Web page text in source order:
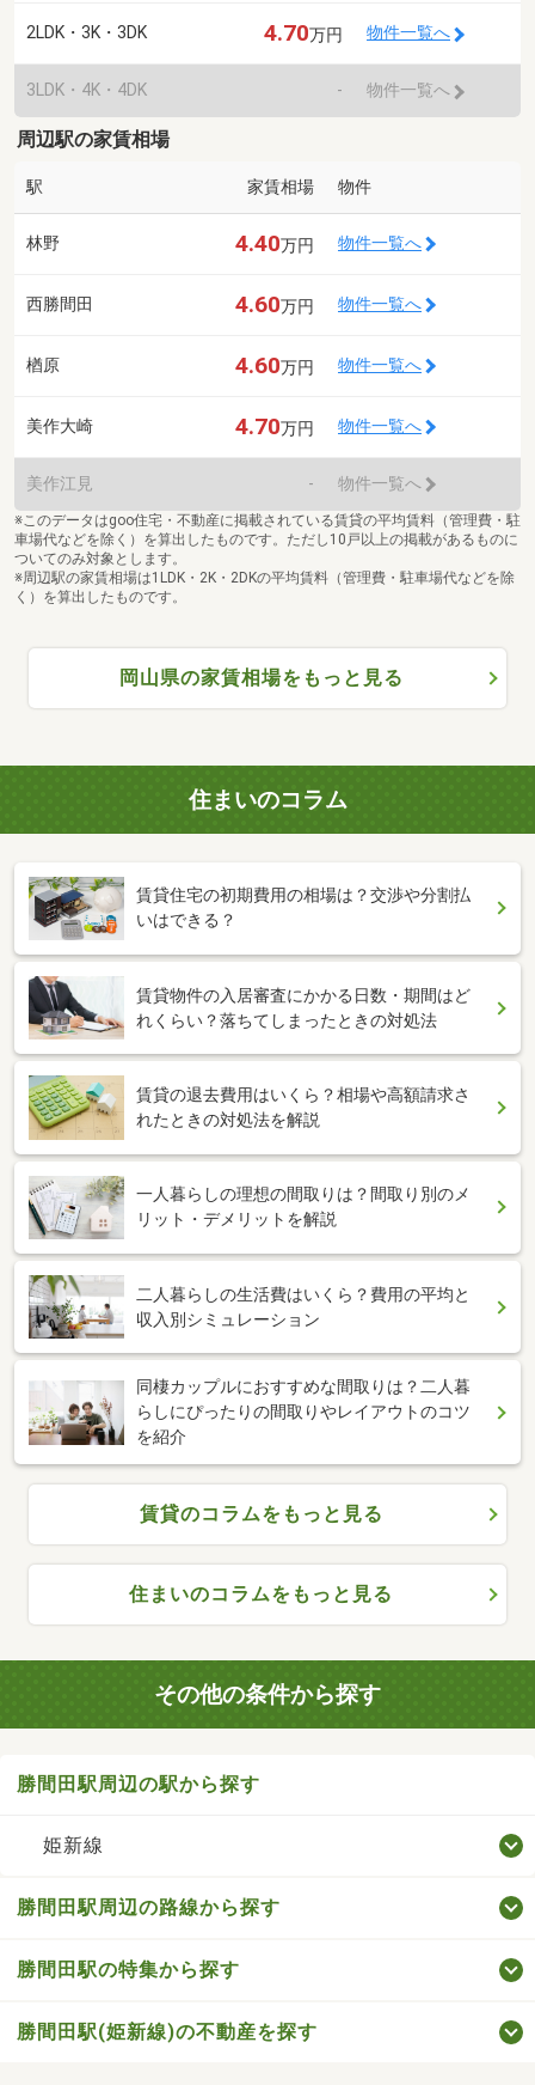
2LDK・3K・3DK 4.70万円 物件一覧へ
3LDK・4K・4DK - 物件一覧へ
周辺駅の家賃相場
駅 家賃相場 物件
林野 4.40万円 物件一覧へ
西勝間田 4.60万円 物件一覧へ
楢原 4.60万円 物件一覧へ
美作大崎 4.70万円 物件一覧へ
美作江見 - 物件一覧へ
※このデータはgoo住宅・不動産に掲載されている賃貸の平均賃料（管理費・駐
車場代などを除く）を算出したものです。ただし10戸以上の掲載があるものに
ついてのみ対象とします。
※周辺駅の家賃相場は1LDK・2K・2DKの平均賃料（管理費・駐車場代などを除
く）を算出したものです。
岡山県の家賃相場をもっと見る
住まいのコラム
賃貸住宅の初期費用の相場は？交渉や分割払
いはできる？
賃貸物件の入居審査にかかる日数・期間はど
れくらい？落ちてしまったときの対処法
賃貸の退去費用はいくら？相場や高額請求さ
れたときの対処法を解説
一人暮らしの理想の間取りは？間取り別のメ
リット・デメリットを解説
二人暮らしの生活費はいくら？費用の平均と
収入別シミュレーション
同棲カップルにおすすめな間取りは？二人暮
らしにぴったりの間取りやレイアウトのコツ
を紹介
賃貸のコラムをもっと見る
住まいのコラムをもっと見る
その他の条件から探す
勝間田駅周辺の駅から探す
姫新線
勝間田駅周辺の路線から探す
勝間田駅の特集から探す
勝間田駅(姫新線)の不動産を探す